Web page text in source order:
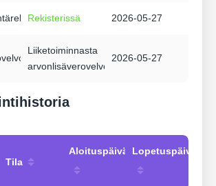
Rekisterissä 2026-05-27
Liiketoiminnasta
arvonlisäverovelvollinen
2026-05-27
Tila
Aloituspäivämäärä